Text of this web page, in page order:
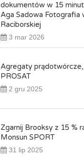
dokumentów w 15
Aga Sadowa Fotografia
Raciborskiej
3 mar 2026
Agregaty
PROSAT
2 gru 2025
Zgarnij Brooksy z 15 %
Monsun SPORT
31 lip 2025